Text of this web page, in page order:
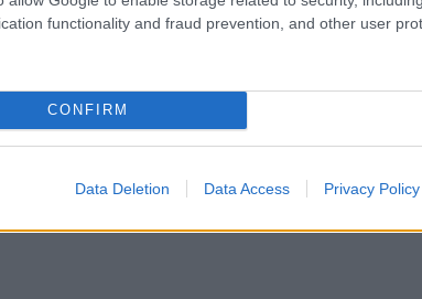
functionality and fraud prevention, and other user
CONFIRM
Data Deletion Data Access Privacy Policy